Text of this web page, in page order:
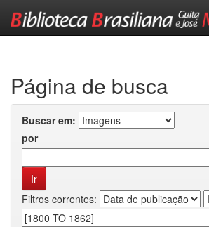
Página de busca
Buscar em:
por
Filtros correntes: